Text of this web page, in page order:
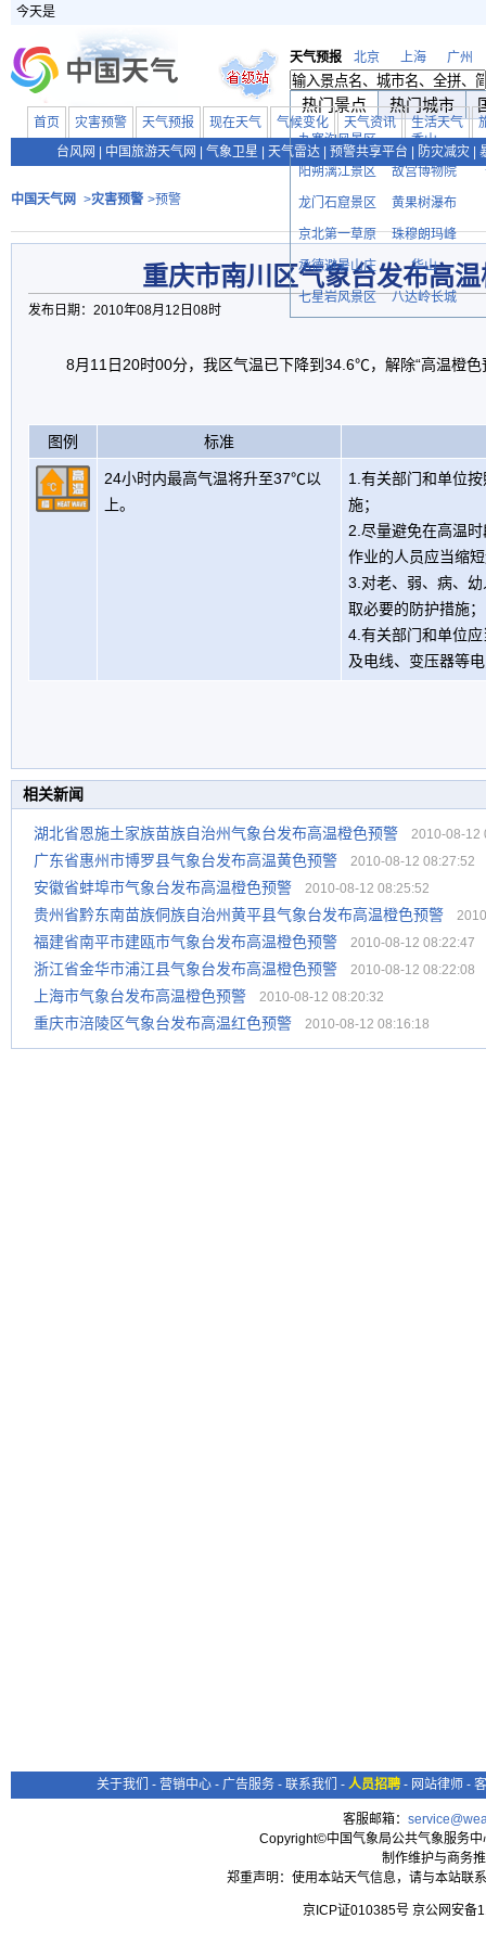
今天是
天气预报 北京 上海 广州
热门景点 热门城市
九寨沟风景区 香山
阳朔漓江景区 故宫博物院
龙门石窟景区 黄果树瀑布
京北第一草原 珠穆朗玛峰
承德避暑山庄 华山
七星岩风景区 八达岭长城
首页 灾害预警 天气预报 现在天气 气候变化 天气资讯 生活天气
台风网
中国旅游天气网 气象卫星 天气雷达 预警共享平台 防灾减灾
中国天气网 >灾害预警 >预警
重庆市南川区气象台发布高
发布日期：2010年08月12日08时
8月11日20时00分，我区气温已下降到34.6℃，解除“高温橙色
图例 标准
24小时内最高气温将升至37℃以
上。
1.有关部门和单位
施；
2.尽量避免在高温
作业的人员应当缩
3.对老、弱、病、
取必要的防护措施；
4.有关部门和单位
及电线、变压器等
相关新闻
湖北省恩施土家族苗族自治州气象台发布高温橙色预警 2010-08-12
广东省惠州市博罗县气象台发布高温黄色预警 2010-08-12 08:27:52
安徽省蚌埠市气象台发布高温橙色预警 2010-08-12 08:25:52
贵州省黔东南苗族侗族自治州黄平县气象台发布高温橙色预警
福建省南平市建瓯市气象台发布高温橙色预警 2010-08-12 08:22:47
浙江省金华市浦江县气象台发布高温橙色预警 2010-08-12 08:22:08
上海市气象台发布高温橙色预警 2010-08-12 08:20:32
重庆市涪陵区气象台发布高温红色预警 2010-08-12 08:16:18
关于我们 - 营销中心 - 广告服务 - 联系我们 - 人员招聘 - 网站律师 -
客服邮箱：
Copyright©中国气象局公共气象服务
制作维护与商务
郑重声明：使用本站天气信息，请与本站联
京ICP证010385号 京公网安备